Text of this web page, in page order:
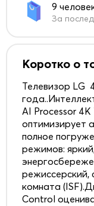
9
За
Коротко о
Телевизор LG
AI Processor 4K
оптимизирует
полное
режимов:
режиссерский,
комната
Control